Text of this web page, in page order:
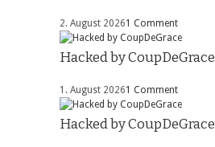
2. August 20261 Comment
Hacked by CoupDeGrace
1. August 20261 Comment
Hacked by CoupDeGrace